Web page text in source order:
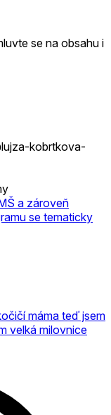
se na obsahu i
kobrtkova-
a zároveň
se tematicky
máma teď jsem
velká milovnice